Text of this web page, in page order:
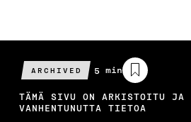
ARCHIVED
Arvioitu
lukuaika
5 min
TÄMÄ SIVU ON ARKISTOITU JA
VANHENTUNUTTA TIETOA